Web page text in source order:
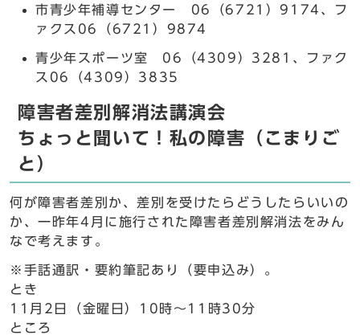
市青少年補導センター 06（6721）9174、フ
ァクス06（6721）9874
青少年スポーツ室 06（4309）3281、ファク
ス06（4309）3835
障害者差別解消法講演会
ちょっと聞いて！私の障害（こまりご
と）
何が障害者差別か、差別を受けたらどうしたらいいの
か、一昨年4月に施行された障害者差別解消法をみん
なで考えます。
※手話通訳・要約筆記あり（要申込み）。
とき
11月2日（金曜日）10時～11時30分
ところ